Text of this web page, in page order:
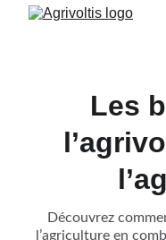
Les
Découvrez
l’agriculture en